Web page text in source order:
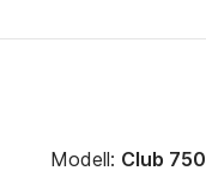
Modell: Club 750